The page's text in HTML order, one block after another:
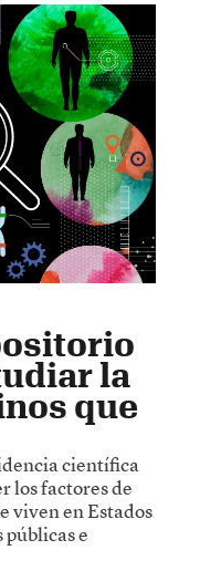
la
que
científica
los factores de
viven en Estados
e